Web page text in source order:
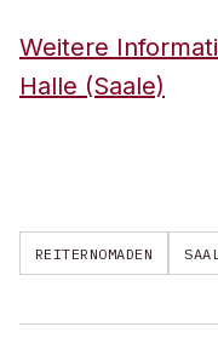
Weitere
Halle (Saale)
REITERNOMADEN